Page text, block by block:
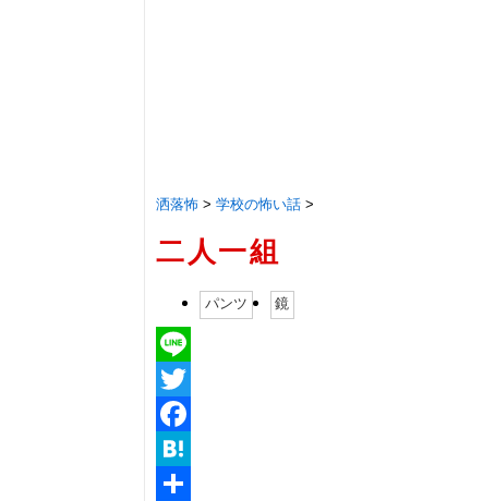
洒落怖 > 学校の怖い話 >
二人一組
パンツ 鏡
Line
Twitter
Facebook
Hatena